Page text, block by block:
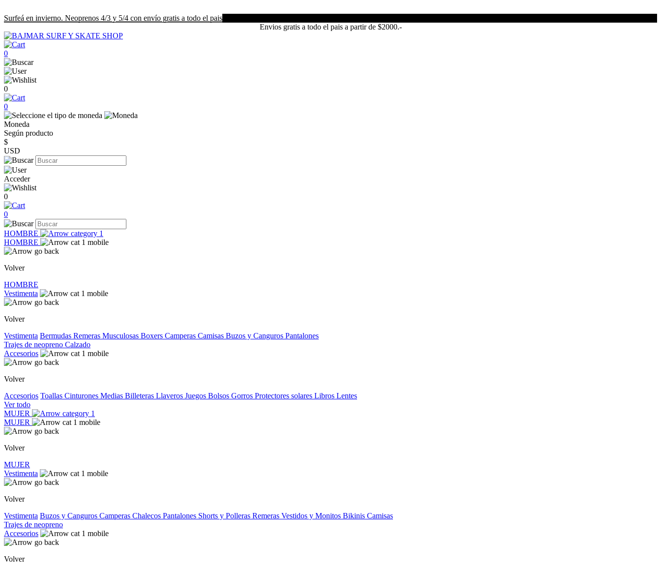
Surfeá en invierno. Neoprenos 4/3 y 5/4 con envío gratis a todo el pais
Envios gratis a todo el pais a partir de $2000.-
0
0
0
Moneda
Según producto
$
USD
Acceder
0
0
HOMBRE
HOMBRE
Volver
HOMBRE
Vestimenta
Volver
Vestimenta Bermudas Remeras Musculosas Boxers Camperas Camisas Buzos y Canguros Pantalones
Trajes de neopreno Calzado
Accesorios
Volver
Accesorios Toallas Cinturones Medias Billeteras Llaveros Juegos Bolsos Gorros Protectores solares Libros Lentes
Ver todo
MUJER
MUJER
Volver
MUJER
Vestimenta
Volver
Vestimenta Buzos y Canguros Camperas Chalecos Pantalones Shorts y Polleras Remeras Vestidos y Monitos Bikinis Camisas
Trajes de neopreno
Accesorios
Volver